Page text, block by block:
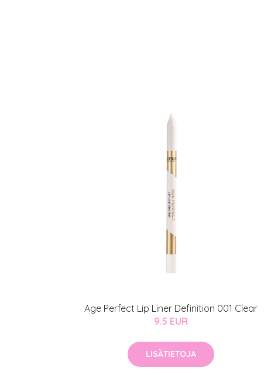
Age Perfect Lip Liner Definition 001 Clear
9.5 EUR
LISÄTIETOJA